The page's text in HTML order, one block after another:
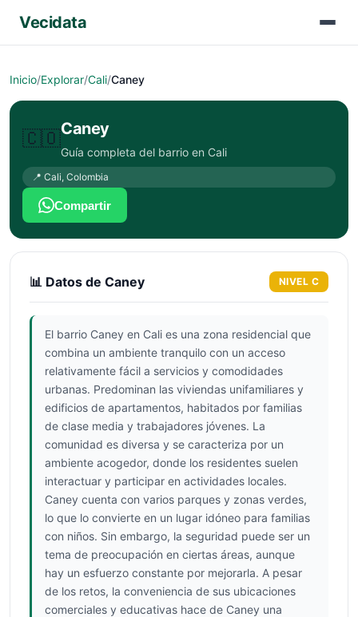
Vecidata
Inicio/Explorar/Cali/Caney
🇨🇴Caney
Guía completa del barrio en Cali
📍 Cali, Colombia
Compartir
📊 Datos de Caney NIVEL C
El barrio Caney en Cali es una zona residencial que
combina un ambiente tranquilo con un acceso
relativamente fácil a servicios y comodidades
urbanas. Predominan las viviendas unifamiliares y
edificios de apartamentos, habitados por familias
de clase media y trabajadores jóvenes. La
comunidad es diversa y se caracteriza por un
ambiente acogedor, donde los residentes suelen
interactuar y participar en actividades locales.
Caney cuenta con varios parques y zonas verdes,
lo que lo convierte en un lugar idóneo para familias
con niños. Sin embargo, la seguridad puede ser un
tema de preocupación en ciertas áreas, aunque
hay un esfuerzo constante por mejorarla. A pesar
de los retos, la conveniencia de sus ubicaciones
comerciales y educativas hace de Caney una